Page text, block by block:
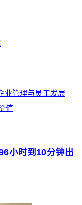
业管理与员工发展
值
小时到10分钟出